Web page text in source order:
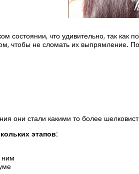
состоянии, что удивительно, так как
чтобы не сломать их выпрямление.
они стали какими то более
этапов:
ним